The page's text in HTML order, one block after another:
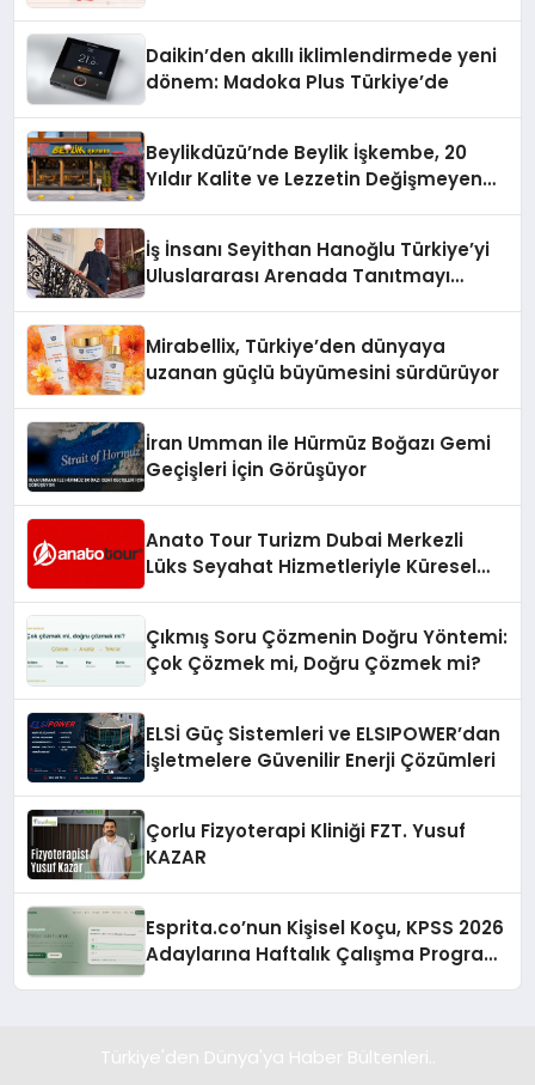
Daikin’den akıllı iklimlendirmede yeni
dönem: Madoka Plus Türkiye’de
Beylikdüzü’nde Beylik İşkembe, 20
Yıldır Kalite ve Lezzetin Değişmeyen
İş İnsanı Seyithan Hanoğlu Türkiye’yi
Uluslararası Arenada Tanıtmayı
Mirabellix, Türkiye’den dünyaya
uzanan güçlü büyümesini sürdürüyor
İran Umman ile Hürmüz Boğazı Gemi
Geçişleri İçin Görüşüyor
Anato Tour Turizm Dubai Merkezli
Lüks Seyahat Hizmetleriyle Küresel
Çıkmış Soru Çözmenin Doğru Yöntemi:
Çok Çözmek mi, Doğru Çözmek mi?
ELSİ Güç Sistemleri ve ELSIPOWER’dan
İşletmelere Güvenilir Enerji Çözümleri
Çorlu Fizyoterapi Kliniği FZT. Yusuf
KAZAR
Esprita.co’nun Kişisel Koçu, KPSS 2026
Adaylarına Haftalık Çalışma Programı
Türkiye'den Dünya'ya Haber Bültenleri..